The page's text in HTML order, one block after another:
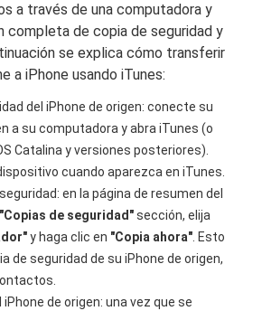
a través de una computadora y
completa de copia de seguridad y
se explica cómo transferir
a iPhone usando iTunes:
del iPhone de origen: conecte su
a su computadora y abra iTunes (o
Catalina y versiones posteriores).
cuando aparezca en iTunes.
en la página de resumen del
"Copias de seguridad"sección, elija
y haga clic en "Copia ahora". Esto
de seguridad de su iPhone de origen,
de origen: una vez que se